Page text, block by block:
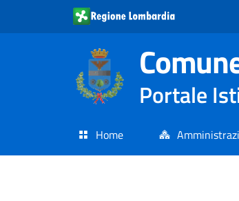
Portale
Home